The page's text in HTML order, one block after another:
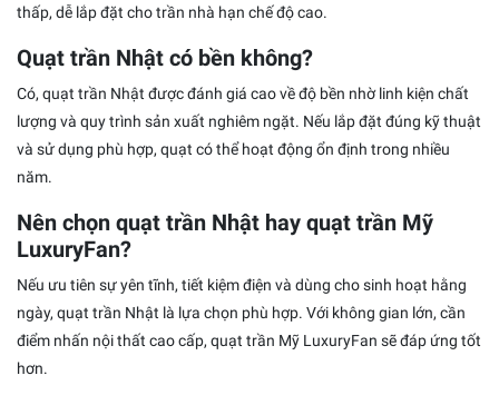
thấp, dễ lắp đặt cho trần nhà hạn chế độ cao.
Quạt trần Nhật có bền không?
Có, quạt trần Nhật được đánh giá cao về độ bền nhờ linh kiện chất
lượng và quy trình sản xuất nghiêm ngặt. Nếu lắp đặt đúng kỹ thuật
và sử dụng phù hợp, quạt có thể hoạt động ổn định trong nhiều
năm.
Nên chọn quạt trần Nhật hay quạt trần Mỹ
LuxuryFan?
Nếu ưu tiên sự yên tĩnh, tiết kiệm điện và dùng cho sinh hoạt hằng
ngày, quạt trần Nhật là lựa chọn phù hợp. Với không gian lớn, cần
điểm nhấn nội thất cao cấp, quạt trần Mỹ LuxuryFan sẽ đáp ứng tốt
hơn.